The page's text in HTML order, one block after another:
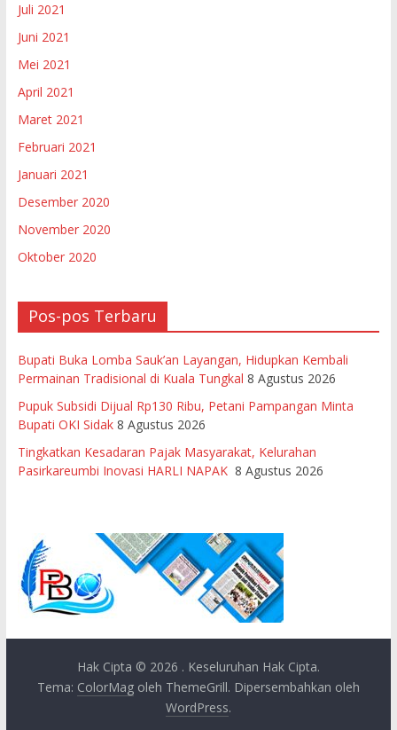
Juli 2021
Juni 2021
Mei 2021
April 2021
Maret 2021
Februari 2021
Januari 2021
Desember 2020
November 2020
Oktober 2020
Pos-pos Terbaru
Bupati Buka Lomba Sauk’an Layangan, Hidupkan Kembali
Permainan Tradisional di Kuala Tungkal 8 Agustus 2026
Pupuk Subsidi Dijual Rp130 Ribu, Petani Pampangan Minta
Bupati OKI Sidak 8 Agustus 2026
Tingkatkan Kesadaran Pajak Masyarakat, Kelurahan
Pasirkareumbi Inovasi HARLI NAPAK 8 Agustus 2026
Hak Cipta © 2026 . Keseluruhan Hak Cipta.
Tema: ColorMagoleh ThemeGrill. Dipersembahkan oleh
WordPress.